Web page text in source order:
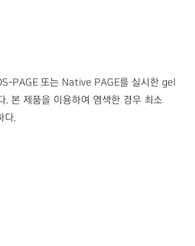
PAGE 또는 Native PAGE를 실시한 gel
. 본 제품을 이용하여 염색한 경우 최소
다.